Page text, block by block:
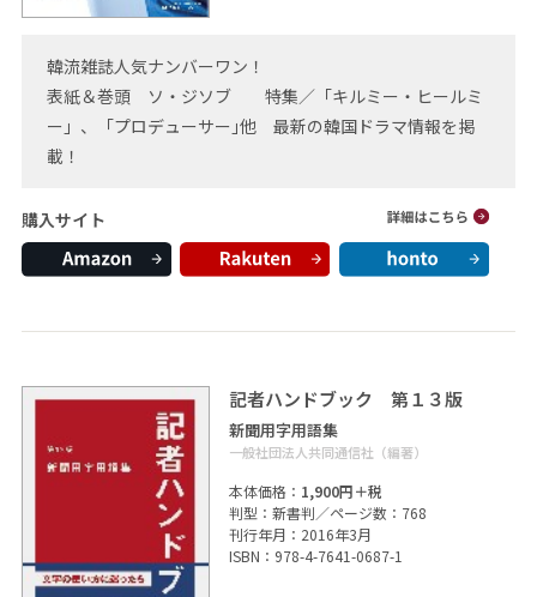
韓流雑誌人気ナンバーワン！
表紙＆巻頭 ソ・ジソブ 特集／「キルミー・ヒールミ
ー」、「プロデューサー｣他 最新の韓国ドラマ情報を掲
載！
購入サイト
記者ハンドブック 第１３版
新聞用字用語集
一般社団法人共同通信社（編著）
本体価格： 1,900円＋税
判型：新書判／ページ数：768
刊行年月：2016年3月
ISBN：978-4-7641-0687-1